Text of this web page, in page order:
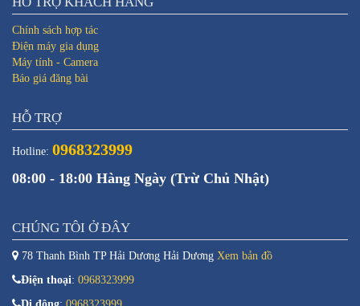
Chính sách hợp tác
Điện máy gia dụng
Máy tính - Camera
Báo giá đăng bài
HỖ TRỢ
Hotline: 0968323999
08:00 - 18:00 Hàng Ngày (Trừ Chủ Nhật)
CHÚNG TÔI Ở ĐÂY
78 Thanh Bình TP Hải Dương Hải Dương Xem bản đồ
Điện thoại: 0968323999